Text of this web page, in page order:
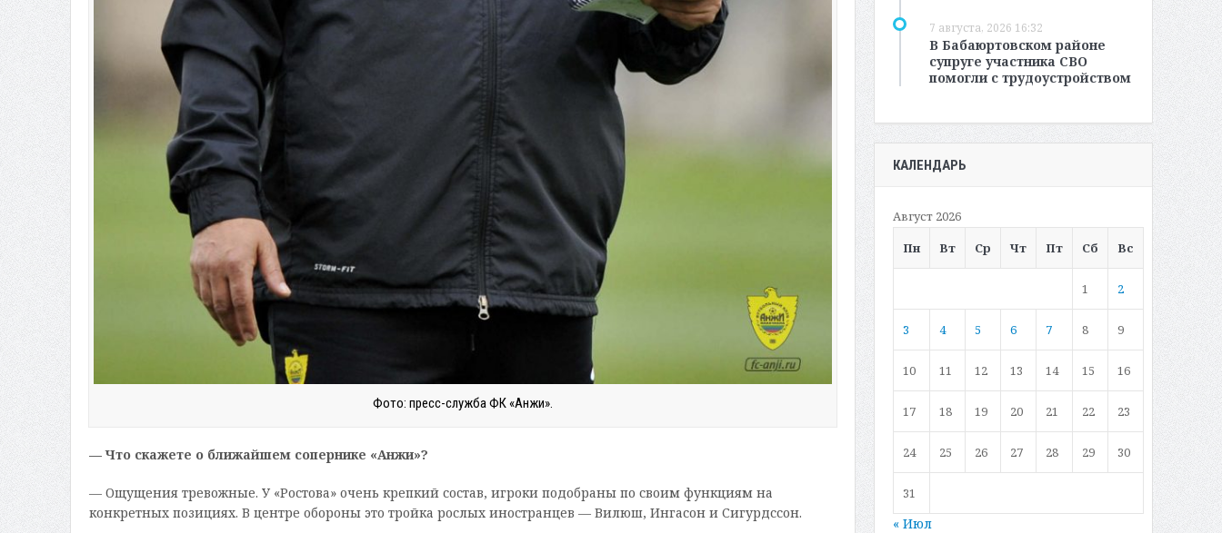
Фото: пресс-служба ФК «Анжи».
— Что скажете о ближайшем сопернике «Анжи»?
— Ощущения тревожные. У «Ростова» очень крепкий состав, игроки подобраны по своим функциям на
конкретных позициях. В центре обороны это тройка рослых иностранцев — Вилюш, Ингасон и Сигурдссон.
7 августа, 2026 16:32
В Бабаюртовском районе
супруге участника СВО
помогли с трудоустройством
КАЛЕНДАРЬ
Август 2026
Пн
Вт Ср Чт Пт Сб Вс
1 2
3 4 5 6 7 8 9
10 11 12 13 14 15 16
17 18 19 20 21 22 23
24 25 26 27 28 29 30
31
« Июл